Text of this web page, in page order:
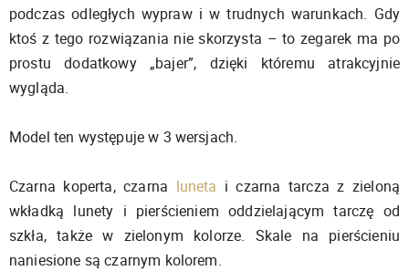
podczas odległych wypraw i w trudnych warunkach. Gdy
ktoś z tego rozwiązania nie skorzysta – to zegarek ma po
prostu dodatkowy „bajer”, dzięki któremu atrakcyjnie
wygląda.
Model ten występuje w 3 wersjach.
Czarna koperta, czarna luneta i czarna tarcza z zieloną
wkładką lunety i pierścieniem oddzielającym tarczę od
szkła, także w zielonym kolorze. Skale na pierścieniu
naniesione są czarnym kolorem.